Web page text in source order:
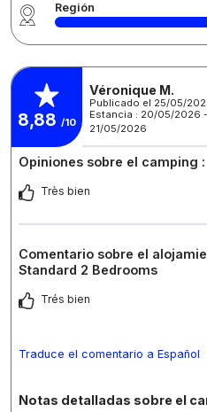
Región
8,88 /10
Véronique M.
Publicado el 25/05/
Estancia : 20/05/2026 -
21/05/2026
Opiniones sobre el camping :
Très bien
Comentario sobre el
Standard 2 Bedrooms
Trés bien
Traduce el comentario a Español
Notas detalladas sobre el